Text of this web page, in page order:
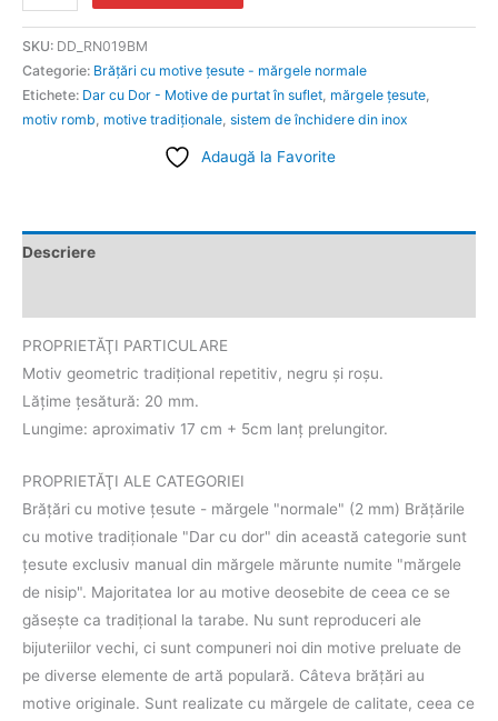
SKU: DD_RN019BM
Categorie: Brăţări cu motive țesute - mărgele normale
Etichete: Dar cu Dor - Motive de purtat în suflet mărgele ţesute
motiv romb motive tradiţionale sistem de închidere din inox
Adaugă la Favorite
Descriere
PROPRIETĂŢI PARTICULARE
Motiv geometric tradiţional repetitiv, negru şi roşu.
Lățime țesătură: 20 mm.
Lungime: aproximativ 17 cm + 5cm lanț prelungitor.
PROPRIETĂŢI ALE CATEGORIEI
Brăţări cu motive țesute - mărgele "normale" (2 mm) Brăţările
cu motive tradiţionale "Dar cu dor" din această categorie sunt
țesute exclusiv manual din mărgele mărunte numite "mărgele
de nisip". Majoritatea lor au motive deosebite de ceea ce se
găseşte ca tradiţional la tarabe. Nu sunt reproduceri ale
bijuteriilor vechi, ci sunt compuneri noi din motive preluate de
pe diverse elemente de artă populară. Câteva brăţări au
motive originale. Sunt realizate cu mărgele de calitate, ceea ce